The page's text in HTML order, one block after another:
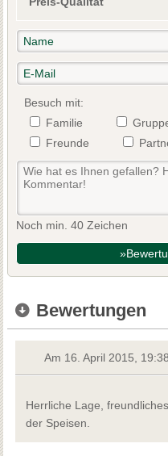
Besuch mit:
Familie
Freunde
Noch min. 40 Zeichen
Bewertungen
Am 16. April 2015,
Herrliche Lage,
der Speisen.